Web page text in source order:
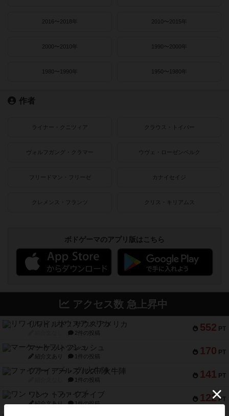
2016〜2018年 2010〜2015年
2000〜2010年 1990〜2000年
1980〜1990年 1950〜1980年
作者
ライナー・クニツィア クラウス・トイバー
ヴォルフガング・クラマー ウヴェ・ローゼンベルク
フリードマン・フリーゼ カナイセイジ
クレメンス・フランツ クリス・キリアムス
ボドゲーマのアプリ版はこちら
アクセス数 急上昇中
552 PT
リワイルド：サウスアメリカ
2件の投稿
170 PT
マーケットフレッシュ
紹介文あり 1件の投稿
141 PT
ファイアー・ブルズ / 火牛陣
1件の投稿
122 PT
ワン・トゥ・ファイブ
紹介文あり 1件の投稿